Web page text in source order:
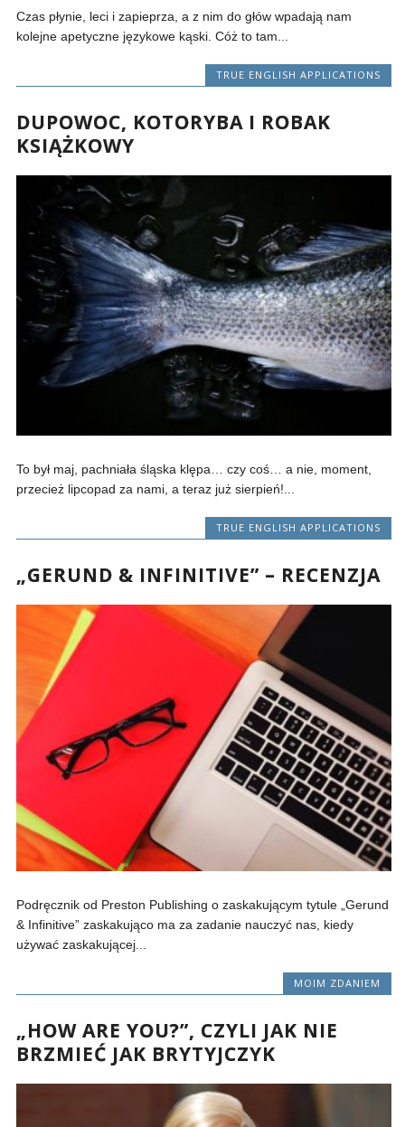
Czas płynie, leci i zapieprza, a z nim do głów wpadają nam
kolejne apetyczne językowe kąski. Cóż to tam...
TRUE ENGLISH APPLICATIONS
DUPOWOC, KOTORYBA I ROBAK
KSIĄŻKOWY
To był maj, pachniała śląska klępa… czy coś… a nie, moment,
przecież lipcopad za nami, a teraz już sierpień!...
TRUE ENGLISH APPLICATIONS
„GERUND & INFINITIVE” – RECENZJA
Podręcznik od Preston Publishing o zaskakującym tytule „Gerund
& Infinitive” zaskakująco ma za zadanie nauczyć nas, kiedy
używać zaskakującej...
MOIM ZDANIEM
„HOW ARE YOU?”, CZYLI JAK NIE
BRZMIEĆ JAK BRYTYJCZYK